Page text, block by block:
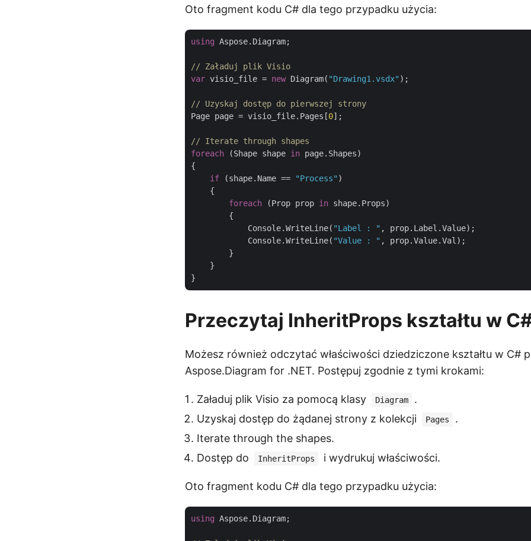
Oto fragment kodu C# dla tego przypadku użycia:
using Aspose.Diagram;
// Załaduj plik Visio
var visio_file = new Diagram( "Drawing1.vsdx" );
// Uzyskaj dostęp do pierwszej strony
Page page = visio_file.Pages[0];
// Iterate through shapes
foreach (Shape shape in page.Shapes)
{
if (shape.Name == "Process" )
    {
foreach (Prop prop in shape.Props)
        {
            Console.WriteLine(
"Label : " , prop.Label.Value);
            Console.WriteLine(
"Value : " , prop.Value.Val);
        }
    }
Przeczytaj InheritProps kształtu w
Możesz również odczytać właściwości dziedziczone kształtu w C#
Aspose.Diagram for .NET. Postępuj zgodnie z tymi krokami:
Załaduj plik Visio za pomocą klasy Diagram
.
Uzyskaj dostęp do żądanej strony z kolekcji
Pages
.
Iterate through the shapes.
Dostęp do
InheritProps i wydrukuj właściwości.
Oto fragment kodu C# dla tego przypadku użycia:
using Aspose.Diagram;